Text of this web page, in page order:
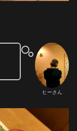
ヒーさん